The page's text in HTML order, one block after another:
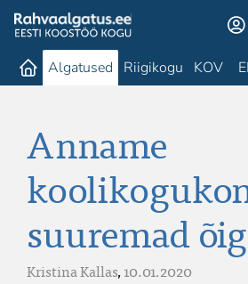
Algatused Riigikogu KOV
Anname
suuremad
Kristina Kallas,10.01.2020